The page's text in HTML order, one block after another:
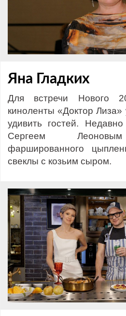
Яна Гладких
Для встречи Нового
киноленты «Доктор
удивить гостей.
Сергеем
фаршированного
свеклы с козьим сыром.